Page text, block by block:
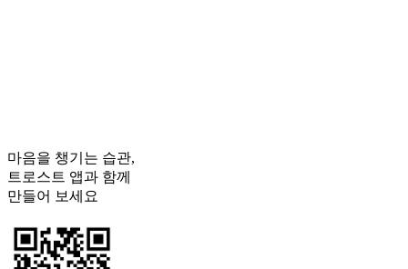
마음을 챙기는 습관,
트로스트 앱과 함께
만들어 보세요